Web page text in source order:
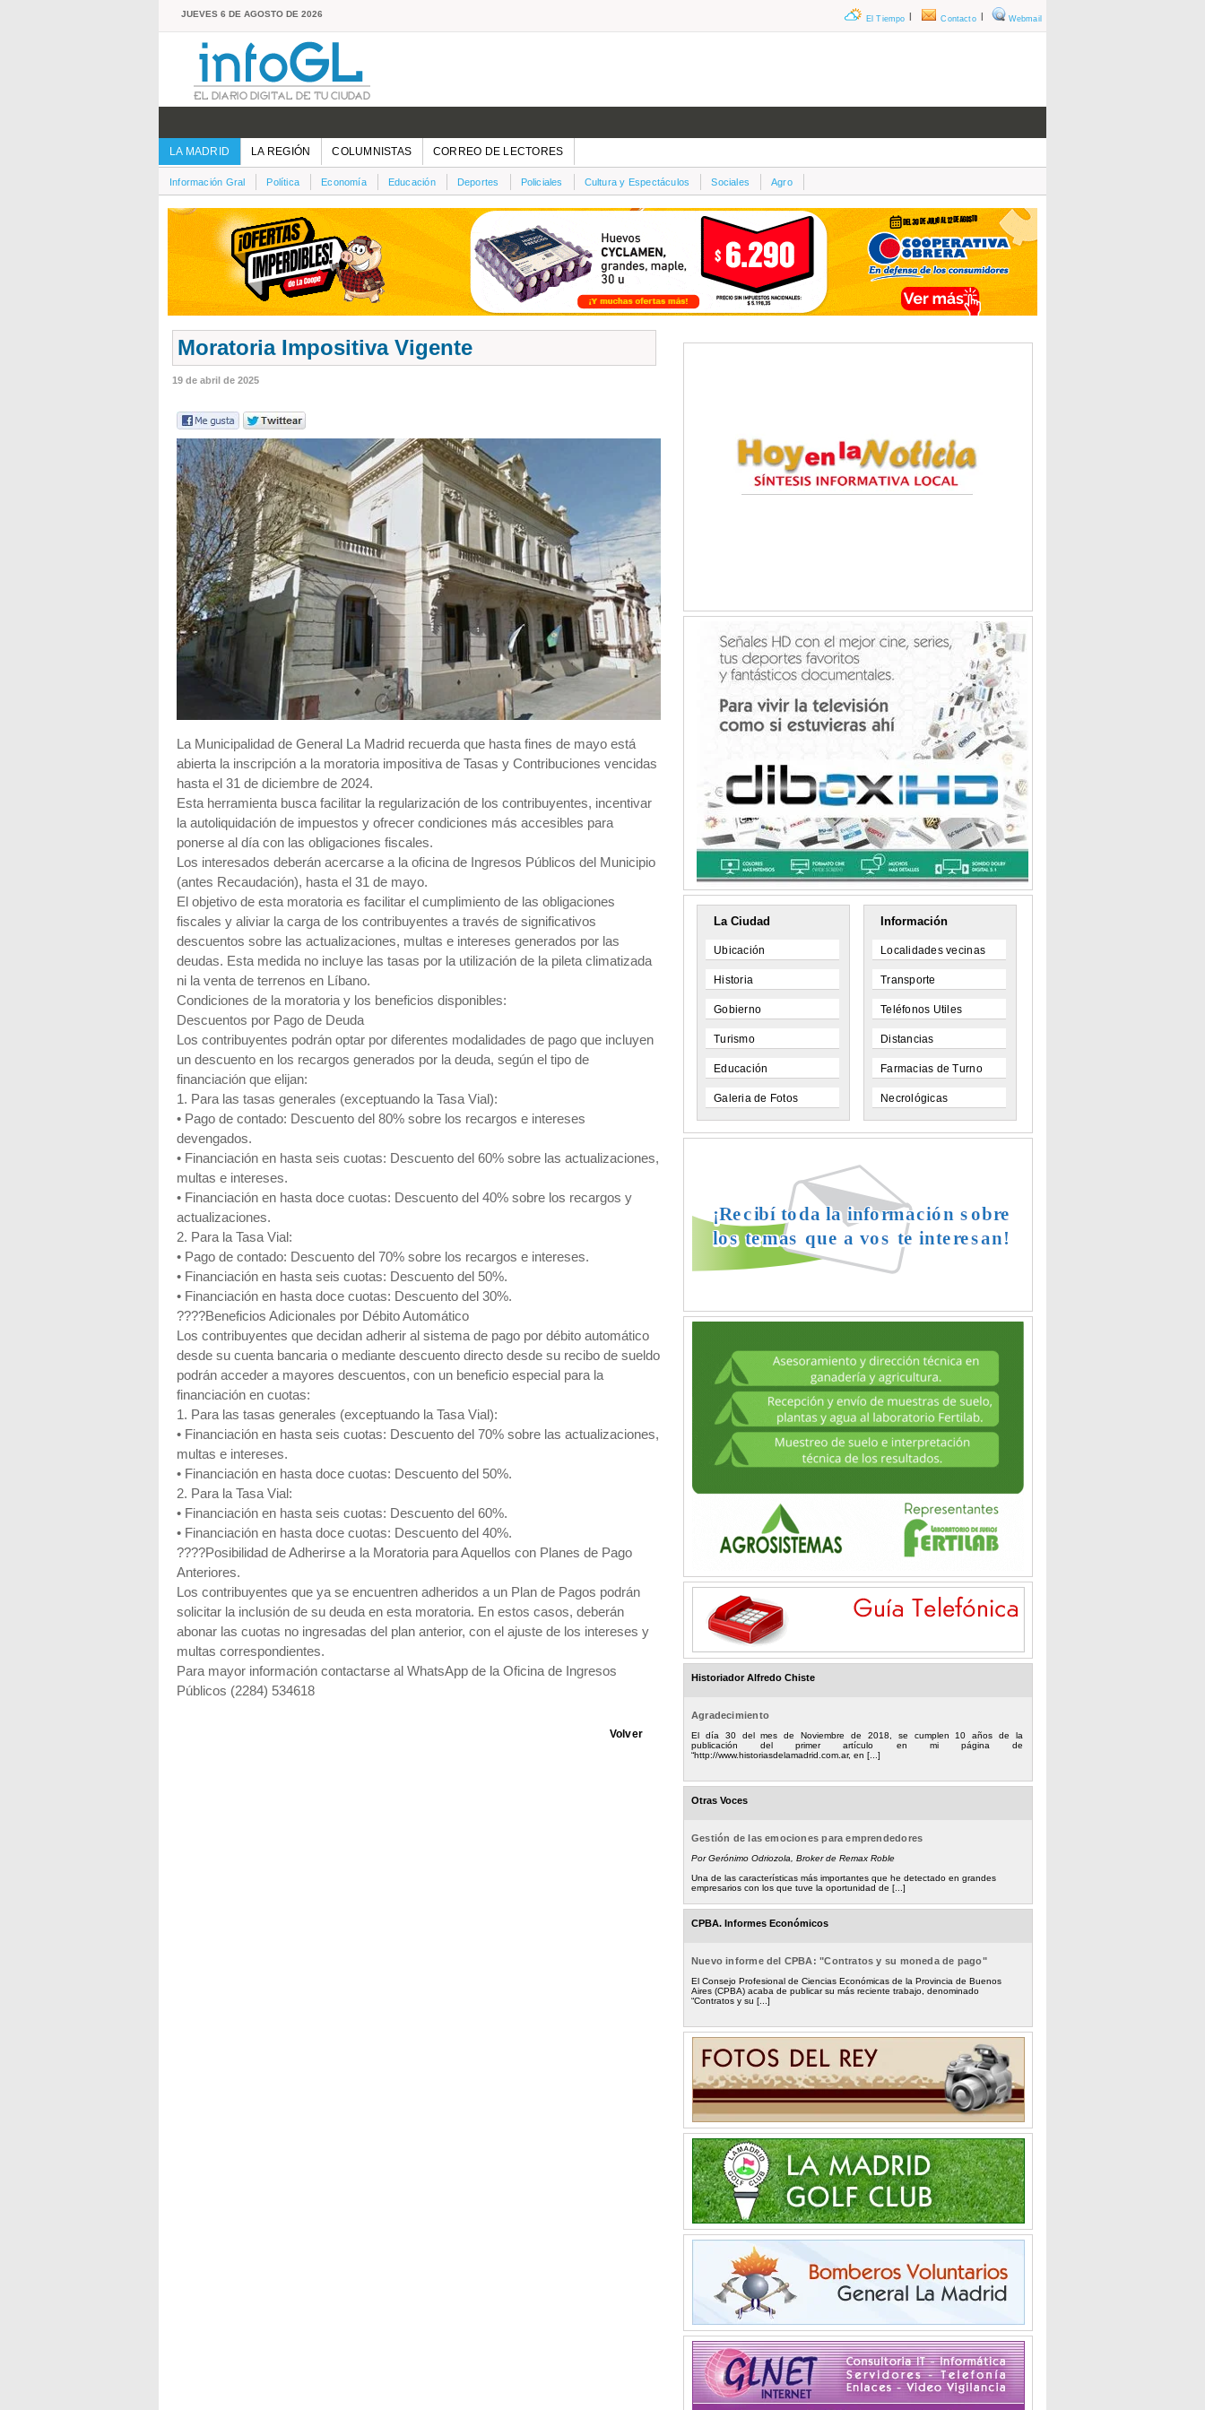
JUEVES 6 DE AGOSTO DE 2026 Webmail
|
Contacto
|
El Tiempo
LA MADRID LA REGIÓN COLUMNISTAS CORREO DE LECTORES
Información Gral Política Economía Educación Deportes Policiales Cultura y Espectáculos Sociales Agro
Moratoria Impositiva Vigente
19 de abril de 2025
La Municipalidad de General La Madrid recuerda que hasta fines de mayo está
abierta la inscripción a la moratoria impositiva de Tasas y Contribuciones vencidas
hasta el 31 de diciembre de 2024.
Esta herramienta busca facilitar la regularización de los contribuyentes, incentivar
la autoliquidación de impuestos y ofrecer condiciones más accesibles para
ponerse al día con las obligaciones fiscales.
Los interesados deberán acercarse a la oficina de Ingresos Públicos del Municipio
(antes Recaudación), hasta el 31 de mayo.
El objetivo de esta moratoria es facilitar el cumplimiento de las obligaciones
fiscales y aliviar la carga de los contribuyentes a través de significativos
descuentos sobre las actualizaciones, multas e intereses generados por las
deudas. Esta medida no incluye las tasas por la utilización de la pileta climatizada
ni la venta de terrenos en Líbano.
Condiciones de la moratoria y los beneficios disponibles:
Descuentos por Pago de Deuda
Los contribuyentes podrán optar por diferentes modalidades de pago que incluyen
un descuento en los recargos generados por la deuda, según el tipo de
financiación que elijan:
1. Para las tasas generales (exceptuando la Tasa Vial):
• Pago de contado: Descuento del 80% sobre los recargos e intereses
devengados.
• Financiación en hasta seis cuotas: Descuento del 60% sobre las actualizaciones,
multas e intereses.
• Financiación en hasta doce cuotas: Descuento del 40% sobre los recargos y
actualizaciones.
2. Para la Tasa Vial:
• Pago de contado: Descuento del 70% sobre los recargos e intereses.
• Financiación en hasta seis cuotas: Descuento del 50%.
• Financiación en hasta doce cuotas: Descuento del 30%.
????Beneficios Adicionales por Débito Automático
Los contribuyentes que decidan adherir al sistema de pago por débito automático
desde su cuenta bancaria o mediante descuento directo desde su recibo de sueldo
podrán acceder a mayores descuentos, con un beneficio especial para la
financiación en cuotas:
1. Para las tasas generales (exceptuando la Tasa Vial):
• Financiación en hasta seis cuotas: Descuento del 70% sobre las actualizaciones,
multas e intereses.
• Financiación en hasta doce cuotas: Descuento del 50%.
2. Para la Tasa Vial:
• Financiación en hasta seis cuotas: Descuento del 60%.
• Financiación en hasta doce cuotas: Descuento del 40%.
????Posibilidad de Adherirse a la Moratoria para Aquellos con Planes de Pago
Anteriores.
Los contribuyentes que ya se encuentren adheridos a un Plan de Pagos podrán
solicitar la inclusión de su deuda en esta moratoria. En estos casos, deberán
abonar las cuotas no ingresadas del plan anterior, con el ajuste de los intereses y
multas correspondientes.
Para mayor información contactarse al WhatsApp de la Oficina de Ingresos
Públicos (2284) 534618
Volver
La Ciudad
Ubicación
Historia
Gobierno
Turismo
Educación
Galeria de Fotos
Información
Localidades vecinas
Transporte
Teléfonos Utiles
Distancias
Farmacias de Turno
Necrológicas
Historiador Alfredo Chiste
Agradecimiento
El día 30 del mes de Noviembre de 2018, se cumplen 10 años de la
publicación del primer artículo en mi página de
“http://www.historiasdelamadrid.com.ar, en [...]
Otras Voces
Gestión de las emociones para emprendedores
Por Gerónimo Odriozola, Broker de Remax Roble
Una de las características más importantes que he detectado en grandes
empresarios con los que tuve la oportunidad de [...]
CPBA. Informes Económicos
Nuevo informe del CPBA: "Contratos y su moneda de pago"
El Consejo Profesional de Ciencias Económicas de la Provincia de Buenos
Aires (CPBA) acaba de publicar su más reciente trabajo, denominado
“Contratos y su [...]